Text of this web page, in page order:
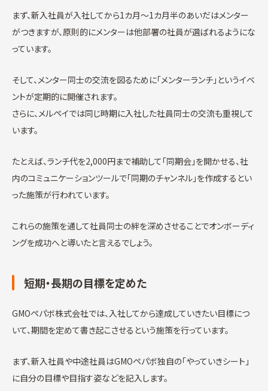
まず、新入社員が入社してから1カ月～1カ月半のあいだはメンター
がつきますが、原則的にメンターは他部署の社員が選ばれるようにな
っています。
そして、メンター同士の交流を図るために「メンターランチ」というイベ
ントが定期的に開催されます。
さらに、メルペイでは同じ時期に入社した社員同士の交流も重視して
います。
たとえば、ランチ代を2,000円まで補助して「同期会」を開かせる、社
内のコミュニケーションツールで「同期のチャンネル」を作成するとい
った施策が行われています。
これらの施策を通して社員同士の絆を深めさせることでオンボーディ
ングを成功へと導いたと言えるでしょう。
短期・長期の目標を定めた
GMOペパボ株式会社では、入社してから達成していきたい目標につ
いて、期間を定めて書き起こさせるという施策を行っています。
まず、新入社員や中途社員はGMOペパボ独自の「やっていきシート」
に自分の目標や目指す姿などを記入します。